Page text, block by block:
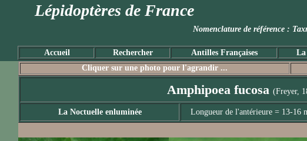
Lépidoptères de France
Nomenclature de référence
Accueil Rechercher Antilles Françaises La
Cliquer sur une photo pour l'agrandir ...
Amphipoea fucosa (Freyer,
La Noctuelle enluminée Longueur de l'antérieure = 13-16